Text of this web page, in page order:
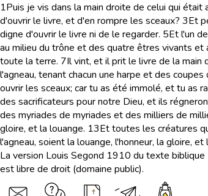
1Puis je vis dans la main droite de celui qui
d'ouvrir le livre, et d'en rompre les sceaux? 3Et
digne d'ouvrir le livre ni de le regarder. 5Et l'un
au milieu du trône et des quatre êtres vivants
toute la terre. 7Il vint, et il prit le livre de la main
l'agneau, tenant chacun une harpe et des
ouvrir les sceaux; car tu as été immolé, et tu as
des sacrificateurs pour notre Dieu, et ils
des myriades de myriades et des milliers de
gloire, et la louange. 13Et toutes les créatures
l'agneau, soient la louange, l'honneur, la gloire,
La version Louis Segond 1910 du texte biblique
est libre de droit (domaine public).